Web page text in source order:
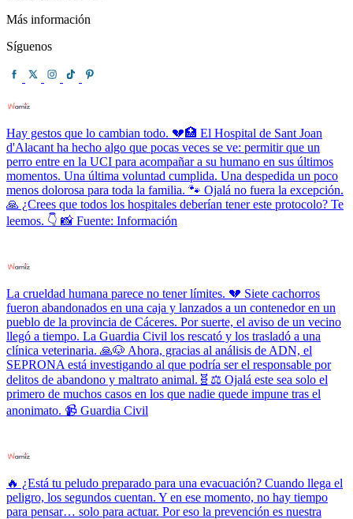
Más información
Síguenos
Hay gestos que lo cambian todo. 💔🏥 El Hospital de Sant Joan
d'Alacant ha hecho algo que pocas veces se ve: permitir que un
perro entre en la UCI para acompañar a su humano en sus últimos
momentos. Una última voluntad cumplida. Una despedida un poco
menos dolorosa para toda la familia. 🐾 Ojalá no fuera la excepción.
🙏 ¿Crees que todos los hospitales deberían tener este protocolo? Te
leemos. 👇 📸 Fuente: Información
La crueldad humana parece no tener límites. 💔 Siete cachorros
fueron abandonados en una caja y lanzados a un contenedor en un
pueblo de la provincia de Cáceres. Por suerte, el aviso de un vecino
llegó a tiempo. La Guardia Civil los rescató y los trasladó a una
clínica veterinaria. 🙏🐶 Ahora, gracias al análisis de ADN, el
SEPRONA está investigando al que podría ser el responsable por
delitos de abandono y maltrato animal.🧬⚖️ Ojalá este sea solo el
primero de muchos casos en los que nadie quede impune tras el
anonimato. 📹 Guardia Civil
🔥 ¿Está tu peludo preparado para una evacuación? Cuando llega el
peligro, los segundos cuentan. Y en ese momento, no hay tiempo
para pensar… solo para actuar. Por eso la prevención es nuestra